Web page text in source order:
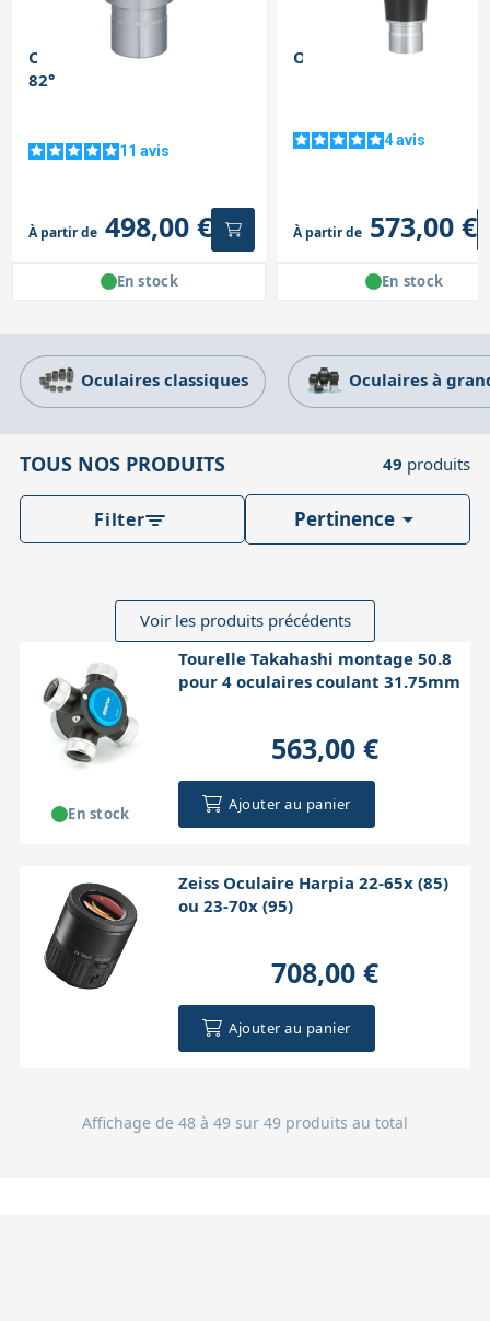
Têtes
Oculaire TeleVue Nagler
82°
11avis
À partir de 498,00 €
En stock
Oculaire TeleVue Delos
4avis
À partir de 573,00 €
En stock
Oculaires classiques Oculaires à
TOUS NOS PRODUITS 49 produits
Filter Pertinence 
Voir les produits précédents
Tourelle Takahashi montage 50.8
pour 4 oculaires coulant 31.75mm
563,00 €
Ajouter au panier
En stock
Zeiss Oculaire Harpia 22-65x (85)
ou 23-70x (95)
708,00 €
Ajouter au panier
Affichage de 48 à 49 sur 49 produits au total